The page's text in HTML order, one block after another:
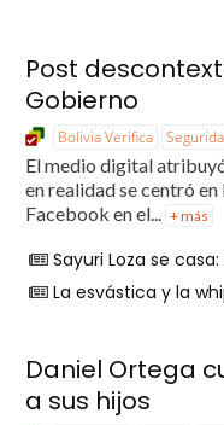
Post
Gobierno
Bolivia Verifica
El medio digital
en realidad se centró
Facebook en el... + más
Sayuri Loza se
La esvástica y la
Daniel Ortega
a sus hijos